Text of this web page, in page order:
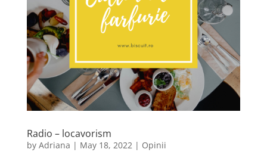
Radio – locavorism
by Adriana | May 18, 2022| Opinii